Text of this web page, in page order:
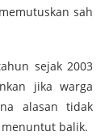
sah
sejak 2003
jika warga
alasan tidak
balik.